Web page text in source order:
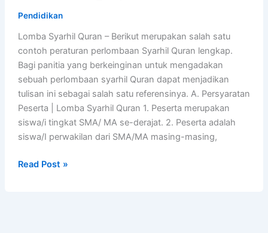
Pendidikan
Lomba Syarhil Quran – Berikut merupakan salah satu
contoh peraturan perlombaan Syarhil Quran lengkap.
Bagi panitia yang berkeinginan untuk mengadakan
sebuah perlombaan syarhil Quran dapat menjadikan
tulisan ini sebagai salah satu referensinya. A. Persyaratan
Peserta | Lomba Syarhil Quran 1. Peserta merupakan
siswa/i tingkat SMA/ MA se-derajat. 2. Peserta adalah
siswa/I perwakilan dari SMA/MA masing-masing,
Peraturan
Read Post »